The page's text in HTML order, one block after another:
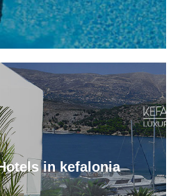
8 Αυγούστου, στον Άγιο Νικόλαο
ατόμων «βούλιαξε» τον Πόρο
του Σωτήρος!
το Ίδρυμα Αδελφών Στυλιανού
τον Πολιτιστικό Σύλλογο “Το
in kefalonia